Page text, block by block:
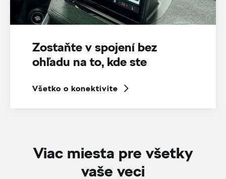
Zostaňte v spojení bez
ohľadu na to, kde ste
Všetko o konektivite
Viac miesta pre všetky
vaše veci